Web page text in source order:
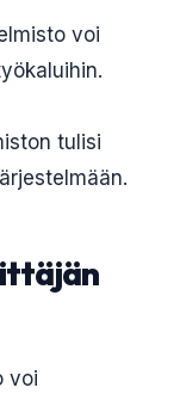
voi
tulisi
voi